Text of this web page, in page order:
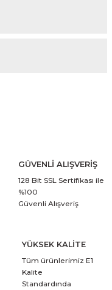
GÜVENLİ ALIŞVERİŞ
128 Bit SSL Sertifikası ile
%100
Güvenli Alışveriş
YÜKSEK KALİTE
Tüm ürünlerimiz E1
Kalite
Standardında